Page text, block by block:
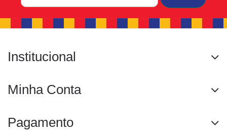
Institucional
Minha Conta
Pagamento